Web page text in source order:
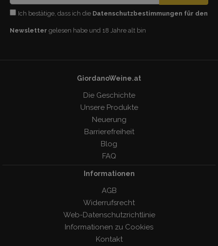
Ich bestätige, dass ich die Datenschutzbestimmungen für den
Newsletter gelesen habe und 18 Jahre alt bin
GiordanoWeine.at
Die Geschichte
Unsere Produkte
Neuerung
Barrierefreiheit
Blog
FAQ
Informationen
AGB
Widerrufsrecht
Web-Datenschutzrichtlinie
Informationen zu Cookies
Kontakt